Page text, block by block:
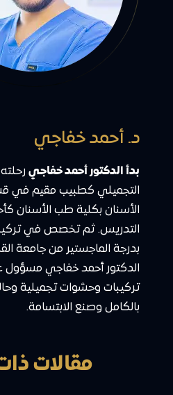
د. أحمد خفاجي
بدأ الدكتور أحمد خفاجي
التجميلي كطبيب مقيم في
الأسنان بكلية طب الأسنان
التدريس. ثم تخصص في
بدرجة الماجستير من جامعة
الدكتور أحمد خفاجي مسؤول
تركيبات وحشوات تجميلية
بالكامل وصنع الابتسامة.
مقالات